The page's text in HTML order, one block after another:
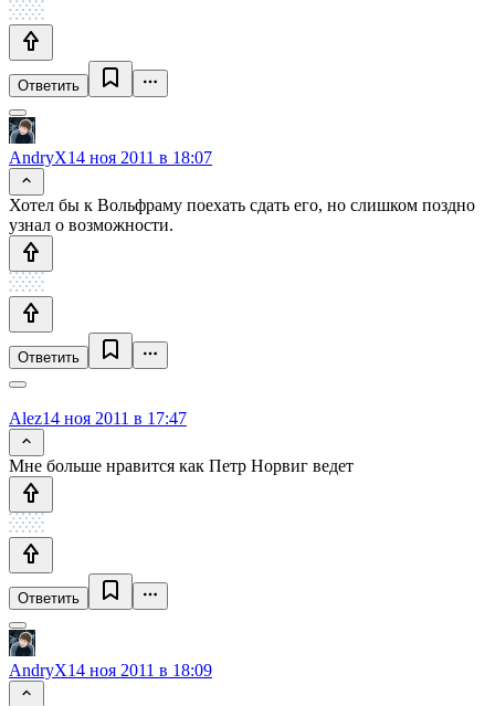
Ответить
AndryX14 ноя 2011 в 18:07
Хотел бы к Вольфраму поехать сдать его, но слишком поздно
узнал о возможности.
Ответить
Alez14 ноя 2011 в 17:47
Мне больше нравится как Петр Норвиг ведет
Ответить
AndryX14 ноя 2011 в 18:09